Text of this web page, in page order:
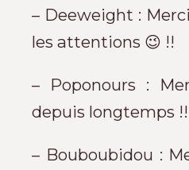
– Deeweight :
les attentions 😉 !!
– Poponours :
depuis longtemps !!
– Bouboubidou :